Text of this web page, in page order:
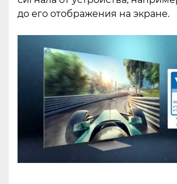
до его отображения на экране.